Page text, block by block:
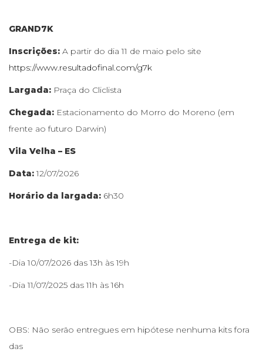
GRAND7K
Inscrições: A partir do dia 11 de maio pelo site
https://www.resultadofinal.com/g7k
Largada: Praça do Cliclista
Chegada: Estacionamento do Morro do Moreno (em
frente ao futuro Darwin)
Vila Velha – ES
Data:12/07/2026
​Horário da largada: 6h30
Entrega de kit:
-Dia 10/07/2026 das 13h às 19h
​​-Dia 11/07/2025 das 11h às 16h
OBS: Não serão entregues em hipótese nenhuma kits fora
das